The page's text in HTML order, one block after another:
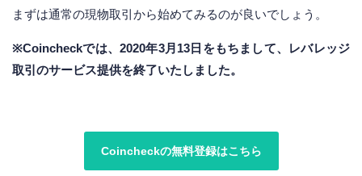
まずは通常の現物取引から始めてみるのが良いでしょう。
※Coincheckでは、2020年3月13日をもちまして、レバレッジ
取引のサービス提供を終了いたしました。
Coincheckの無料登録はこちら